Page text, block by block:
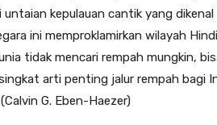
kepulauan cantik yang dikenal
ini memproklamirkan wilayah
tidak mencari rempah mungkin,
arti penting jalur rempah bagi
G. Eben-Haezer)